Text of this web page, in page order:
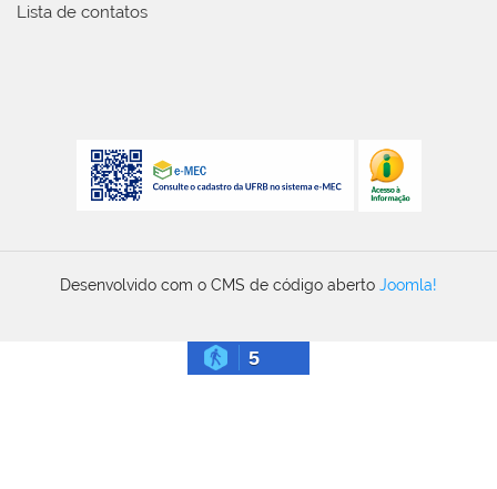
Lista de contatos
Desenvolvido com o CMS de código aberto Joomla!
5